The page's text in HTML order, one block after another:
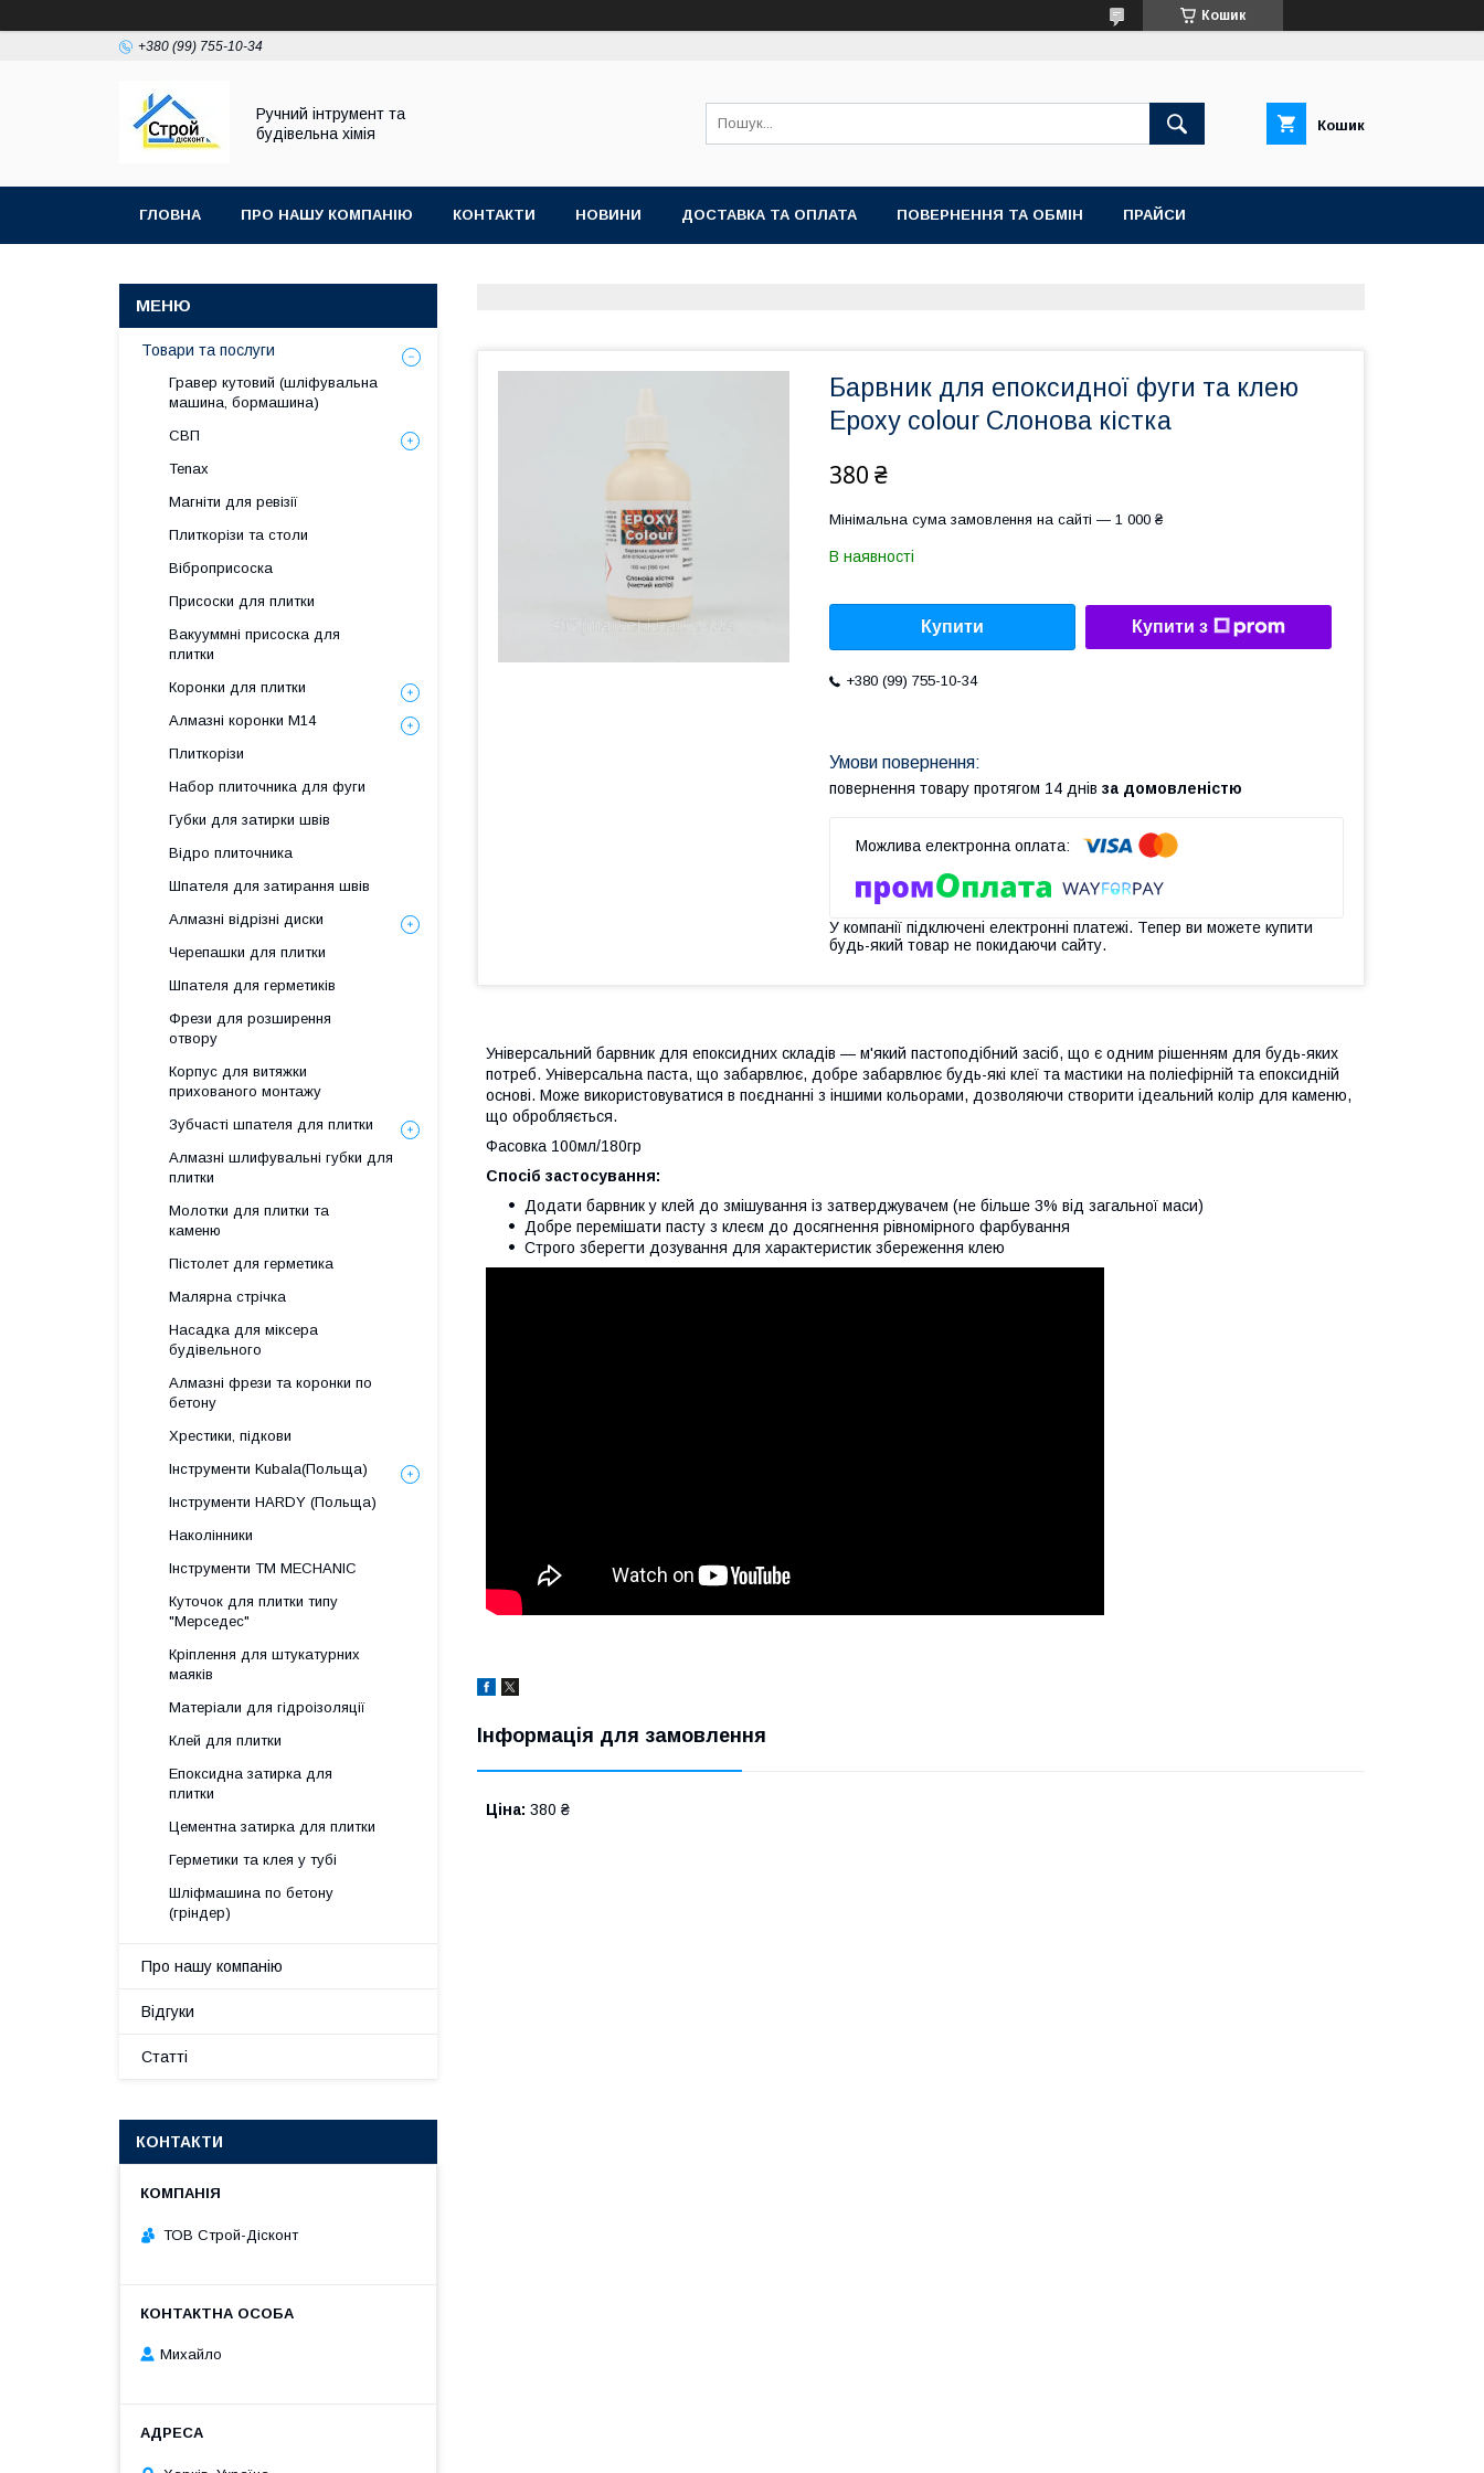
Кошик
+380 (99) 755-10-34
Ручний інтрумент та
будівельна хімія
Кошик
ГЛОВНА ПРО НАШУ КОМПАНІЮ КОНТАКТИ НОВИНИ ДОСТАВКА ТА ОПЛАТА ПОВЕРНЕННЯ ТА ОБМІН ПРАЙСИ
Барвник для епоксидної фуги та клею
Epoxy colour Слонова кістка
380 ₴
Мінімальна сума замовлення на сайті — 1 000 ₴
В наявності
Купити Купити з
+380 (99) 755-10-34
повернення товару протягом 14 днів за домовленістю
У компанії підключені електронні платежі. Тепер ви можете купити
будь-який товар не покидаючи сайту.
Універсальний барвник для епоксидних складів — м'який пастоподібний засіб, що є одним рішенням для будь-яких
потреб. Універсальна паста, що забарвлює, добре забарвлює будь-які клеї та мастики на поліефірній та епоксидній
основі. Може використовуватися в поєднанні з іншими кольорами, дозволяючи створити ідеальний колір для каменю,
що обробляється.
Фасовка 100мл/180гр
Спосіб застосування:
Додати барвник у клей до змішування із затверджувачем (не більше 3% від загальної маси)
Добре перемішати пасту з клеєм до досягнення рівномірного фарбування
Строго зберегти дозування для характеристик збереження клею
Інформація для замовлення
Ціна: 380 ₴
Товари та послуги
Гравер кутовий (шліфувальна
машина, бормашина)
СВП
Tenax
Магніти для ревізії
Плиткорізи та столи
Віброприсоска
Присоски для плитки
Вакууммні присоска для
плитки
Коронки для плитки
Алмазні коронки М14
Плиткорізи
Набор плиточника для фуги
Губки для затирки швів
Відро плиточника
Шпателя для затирання швів
Алмазні відрізні диски
Черепашки для плитки
Шпателя для герметиків
Фрези для розширення
отвору
Корпус для витяжки
прихованого монтажу
Зубчасті шпателя для плитки
Алмазні шлифувальні губки для
плитки
Молотки для плитки та
каменю
Пістолет для герметика
Малярна стрічка
Насадка для міксера
будівельного
Алмазні фрези та коронки по
бетону
Хрестики, підкови
Інструменти Kubala(Польща)
Інструменти HARDY (Польща)
Наколінники
Інструменти TM MECHANIC
Куточок для плитки типу
"Мерседес"
Кріплення для штукатурних
маяків
Матеріали для гідроізоляції
Клей для плитки
Епоксидна затирка для
плитки
Цементна затирка для плитки
Герметики та клея у тубі
Шліфмашина по бетону
(гріндер)
Про нашу компанію
Відгуки
Статті
КОНТАКТИ
ТОВ Строй-Дісконт
Михайло